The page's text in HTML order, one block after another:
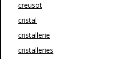
creusot
cristal
cristallerie
cristalleries